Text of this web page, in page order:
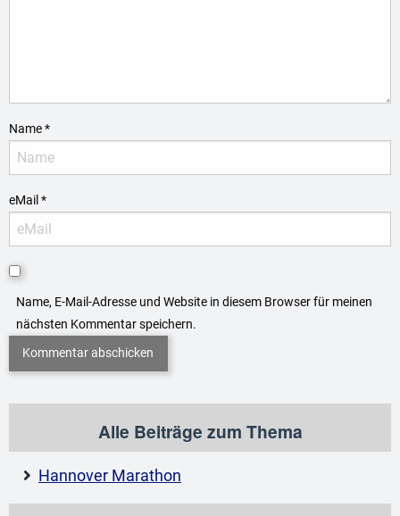
Name*
eMail *
Name, E-Mail-Adresse und Website in diesem Browser für meinen
nächsten Kommentar speichern.
Alle Beiträge zum Thema
Hannover Marathon